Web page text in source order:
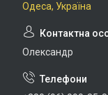
Одеса, Україна
Олександр